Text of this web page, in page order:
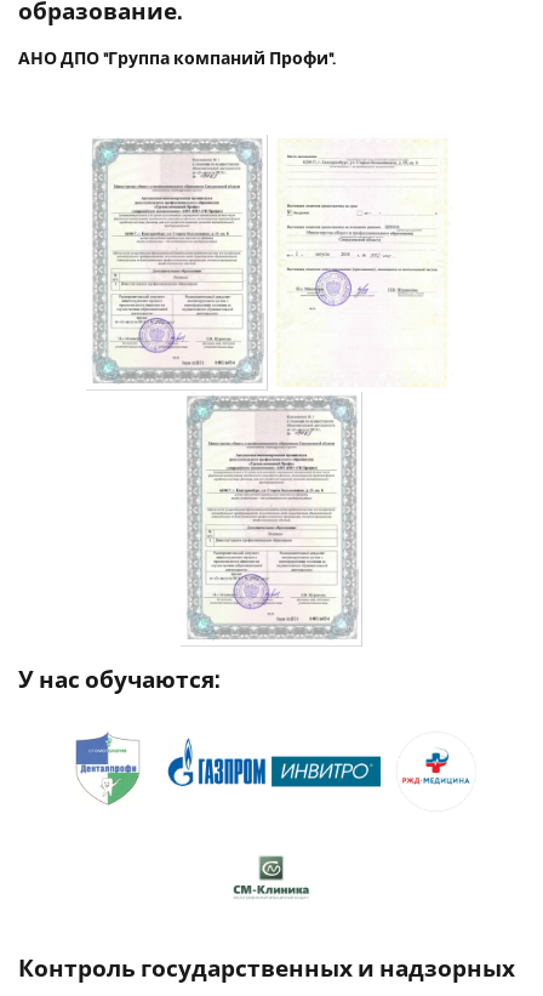
образование.
АНО ДПО "Группа компаний Профи".
У нас обучаются:
Контроль государственных и надзорных